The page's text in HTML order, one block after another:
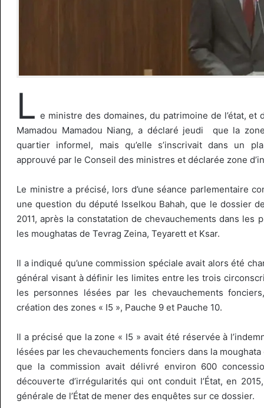
L e ministre des domaines, du patrimoine de l’état, et
Mamadou Mamadou Niang, a déclaré jeudi que la
quartier informel, mais qu’elle s’inscrivait dans un
approuvé par le Conseil des ministres et déclarée zone
Le ministre a précisé, lors d’une séance parlementaire
une question du député Isselkou Bahah, que le dossier
2011, après la constatation de chevauchements dans les
les moughatas de Tevrag Zeina, Teyarett et Ksar.
Il a indiqué qu’une commission spéciale avait alors été
général visant à définir les limites entre les trois
les personnes lésées par les chevauchements
création des zones « I5 », Pauche 9 et Pauche 10.
Il a précisé que la zone « I5 » avait été réservée à
lésées par les chevauchements fonciers dans la
que la commission avait délivré environ 600
découverte d’irrégularités qui ont conduit l’État, en
générale de l’État de mener des enquêtes sur ce dossier.